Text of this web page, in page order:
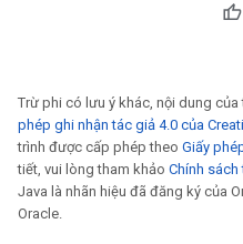
Trừ phi có lưu ý khác, nội dung
phép ghi nhận tác giả 4.0 của
trình được cấp phép theo Giấy
tiết, vui lòng tham khảo Chính
Java là nhãn hiệu đã đăng ký của
Oracle.